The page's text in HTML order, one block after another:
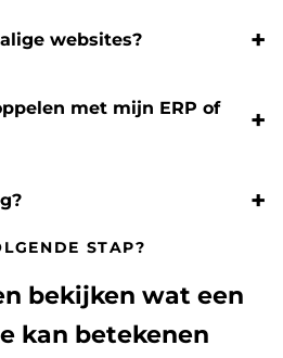
websites?
met mijn ERP of
STAP?
bekijken wat een
kan betekenen